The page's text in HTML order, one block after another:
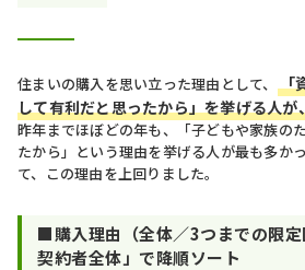
住まいの購入を思い立った理由として、
して有利だと思ったから」を挙げる人が
昨年までほぼどの年も、「子どもや家族の
たから」という理由を挙げる人が最も多か
て、この理由を上回りました。
■購入理由（全体／3つまでの限
契約者全体」で降順ソート